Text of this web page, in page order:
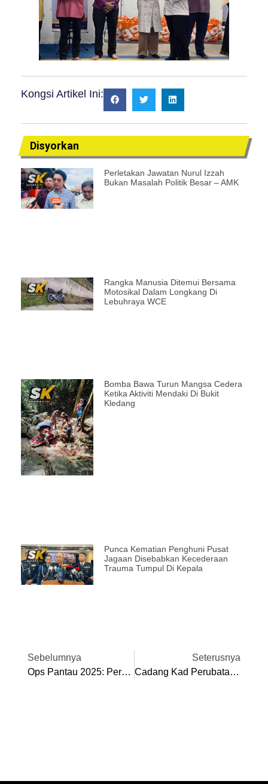
Kongsi Artikel Ini:
Disyorkan
Perletakan Jawatan Nurul Izzah
Bukan Masalah Politik Besar – AMK
Rangka Manusia Ditemui Bersama
Motosikal Dalam Longkang Di
Lebuhraya WCE
Bomba Bawa Turun Mangsa Cedera
Ketika Aktiviti Mendaki Di Bukit
Kledang
Punca Kematian Penghuni Pusat
Jagaan Disebabkan Kecederaan
Trauma Tumpul Di Kepala
Sebelumnya
Ops Pantau 2025: Perak Catat 41 Kes, Keluar Kompaun RM41,600
Seterusnya
Cadang Kad Perubatan Nasional RM20 Sebulan Untuk Akses Kesihatan Universal